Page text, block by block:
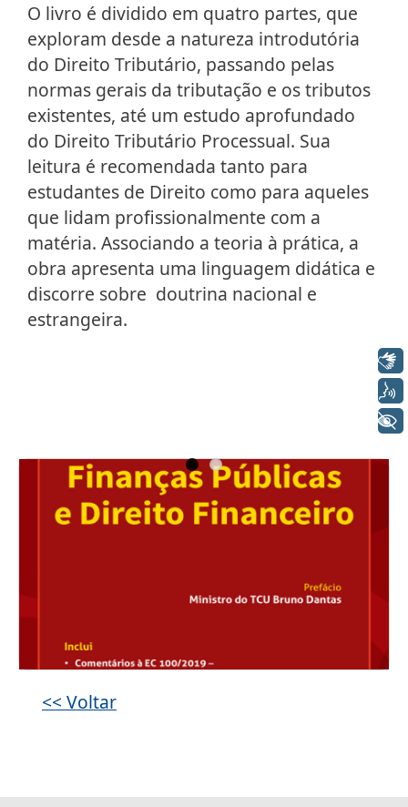
O livro é dividido em quatro partes, que
exploram desde a natureza introdutória
do Direito Tributário, passando pelas
normas gerais da tributação e os tributos
existentes, até um estudo aprofundado
do Direito Tributário Processual. Sua
leitura é recomendada tanto para
estudantes de Direito como para aqueles
que lidam profissionalmente com a
matéria. Associando a teoria à prática, a
obra apresenta uma linguagem didática e
discorre sobre doutrina nacional e
estrangeira.
Galeria de imagens
<< Voltar